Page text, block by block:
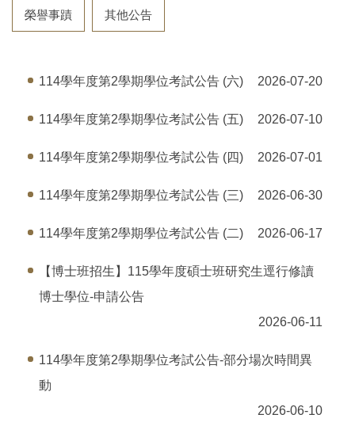
榮譽事蹟 其他公告
114學年度第2學期學位考試公告 (六) 2026-07-20
114學年度第2學期學位考試公告 (五) 2026-07-10
114學年度第2學期學位考試公告 (四) 2026-07-01
114學年度第2學期學位考試公告 (三) 2026-06-30
114學年度第2學期學位考試公告 (二) 2026-06-17
【博士班招生】115學年度碩士班研究生逕行修讀
博士學位-申請公告
2026-06-11
114學年度第2學期學位考試公告-部分場次時間異
動
2026-06-10